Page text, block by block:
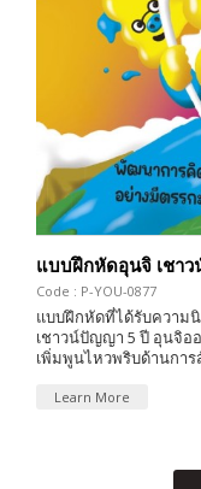
แบบฝึกหัดอุนจิ เชา
Code : P-YOU-0877
แบบฝึกหัดที่ได้รับความ
เชาวน์ปัญญา 5 ปี อุนจิ
เพิ่มพูนไหวพริบด้านการ
Learn More